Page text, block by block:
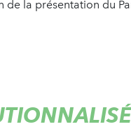
de la présentation du